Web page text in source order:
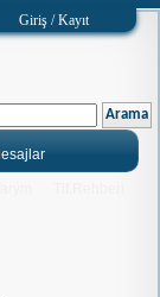
Giriş / Kayıt